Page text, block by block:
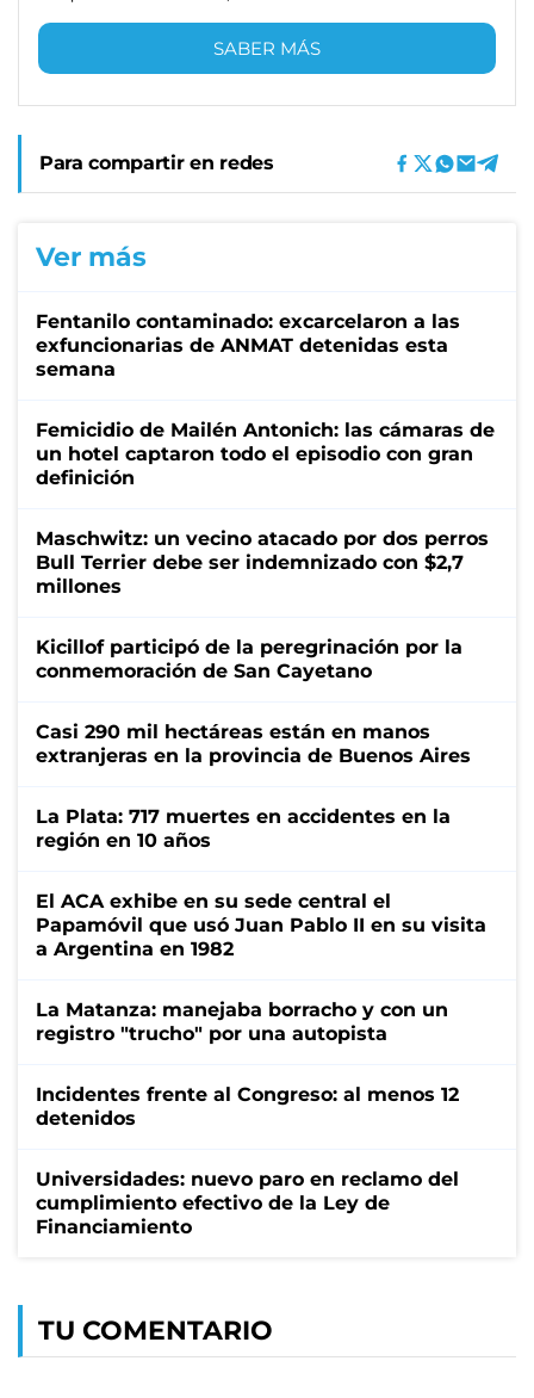
SABER MÁS
Para compartir en redes
Ver más
Fentanilo contaminado: excarcelaron a las
exfuncionarias de ANMAT detenidas esta
semana
Femicidio de Mailén Antonich: las cámaras de
un hotel captaron todo el episodio con gran
definición
Maschwitz: un vecino atacado por dos perros
Bull Terrier debe ser indemnizado con $2,7
millones
Kicillof participó de la peregrinación por la
conmemoración de San Cayetano
Casi 290 mil hectáreas están en manos
extranjeras en la provincia de Buenos Aires
La Plata: 717 muertes en accidentes en la
región en 10 años
El ACA exhibe en su sede central el
Papamóvil que usó Juan Pablo II en su visita
a Argentina en 1982
La Matanza: manejaba borracho y con un
registro "trucho" por una autopista
Incidentes frente al Congreso: al menos 12
detenidos
Universidades: nuevo paro en reclamo del
cumplimiento efectivo de la Ley de
Financiamiento
TU COMENTARIO